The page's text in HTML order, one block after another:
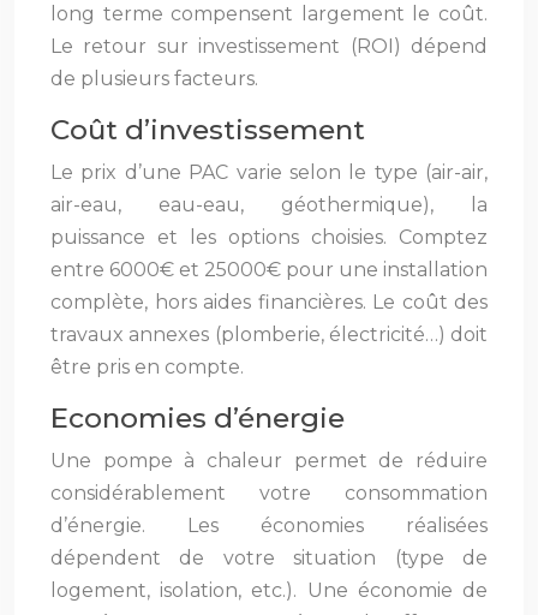
long terme compensent largement le coût.
Le retour sur investissement (ROI) dépend
de plusieurs facteurs.
Coût d’investissement
Le prix d’une PAC varie selon le type (air-air,
air-eau, eau-eau, géothermique), la
puissance et les options choisies. Comptez
entre 6000€ et 25000€ pour une installation
complète, hors aides financières. Le coût des
travaux annexes (plomberie, électricité…) doit
être pris en compte.
Economies d’énergie
Une pompe à chaleur permet de réduire
considérablement votre consommation
d’énergie. Les économies réalisées
dépendent de votre situation (type de
logement, isolation, etc.). Une économie de